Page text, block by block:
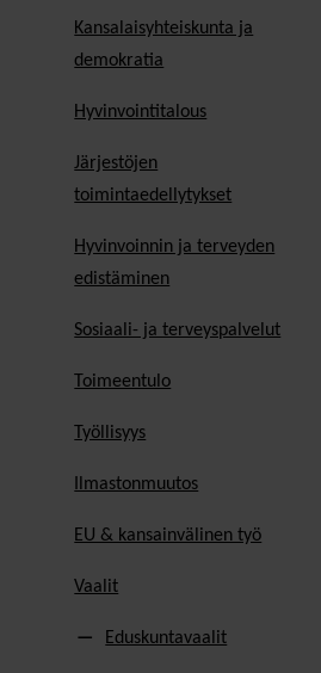
Kansalaisyhteiskunta ja
demokratia
Hyvinvointitalous
Järjestöjen
toimintaedellytykset
Hyvinvoinnin ja terveyden
edistäminen
Sosiaali- ja terveyspalvelut
Toimeentulo
Työllisyys
Ilmastonmuutos
EU & kansainvälinen työ
Vaalit
Eduskuntavaalit